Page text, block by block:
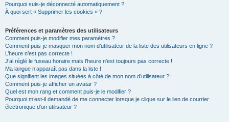
Pourquoi suis-je déconnecté automatiquement ?
À quoi sert « Supprimer les cookies » ?
Préférences et paramètres des utilisateurs
Comment puis-je modifier mes paramètres ?
Comment puis-je masquer mon nom d’utilisateur de la liste des utilisateurs en ligne ?
L’heure n’est pas correcte !
J’ai réglé le fuseau horaire mais l’heure n’est toujours pas correcte !
Ma langue n’apparaît pas dans la liste !
Que signifient les images situées à côté de mon nom d’utilisateur ?
Comment puis-je afficher un avatar ?
Quel est mon rang et comment puis-je le modifier ?
Pourquoi m’est-il demandé de me connecter lorsque je clique sur le lien de courrier
électronique d’un utilisateur ?